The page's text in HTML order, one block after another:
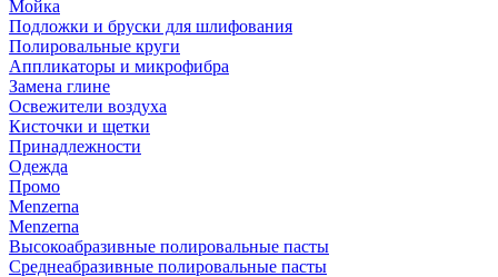
Мойка
Подложки и бруски для шлифования
Полировальные круги
Аппликаторы и микрофибра
Замена глине
Освежители воздуха
Кисточки и щетки
Принадлежности
Одежда
Промо
Menzerna
Menzerna
Высокоабразивные полировальные пасты
Среднеабразивные полировальные пасты